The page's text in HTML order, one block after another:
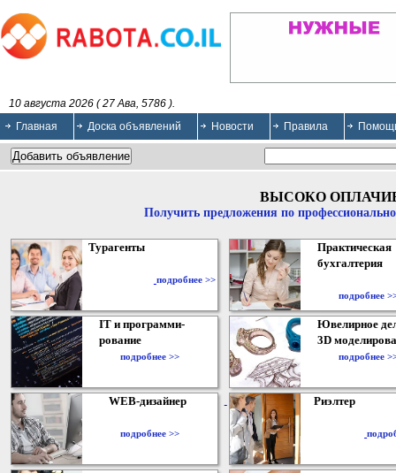
10 августа 2026 ( 27 Ава, 5786 ).
Главная
Доска объявлений Новости Правила
ВЫСОКО
Получить предложения по
Турагенты
подробнее >>
Практическая
бухгалтерия
подробнее
IT и программи-
рование
подробнее >>
Ювелирное
3D
подробнее
WEB-дизайнер
подробнее >>
Риэлтер